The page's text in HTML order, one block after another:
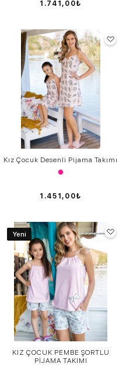
1.741,00₺
Kız Çocuk Desenli Pijama Takımı
1.451,00₺
Yeni
KIZ ÇOCUK PEMBE ŞORTLU
PİJAMA TAKIMI